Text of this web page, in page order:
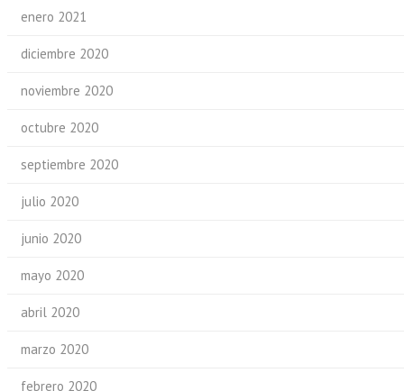
enero 2021
diciembre 2020
noviembre 2020
octubre 2020
septiembre 2020
julio 2020
junio 2020
mayo 2020
abril 2020
marzo 2020
febrero 2020